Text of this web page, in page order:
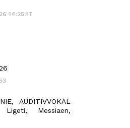
14:25:17
AUDITIVVOKAL
Ligeti, Messiaen,